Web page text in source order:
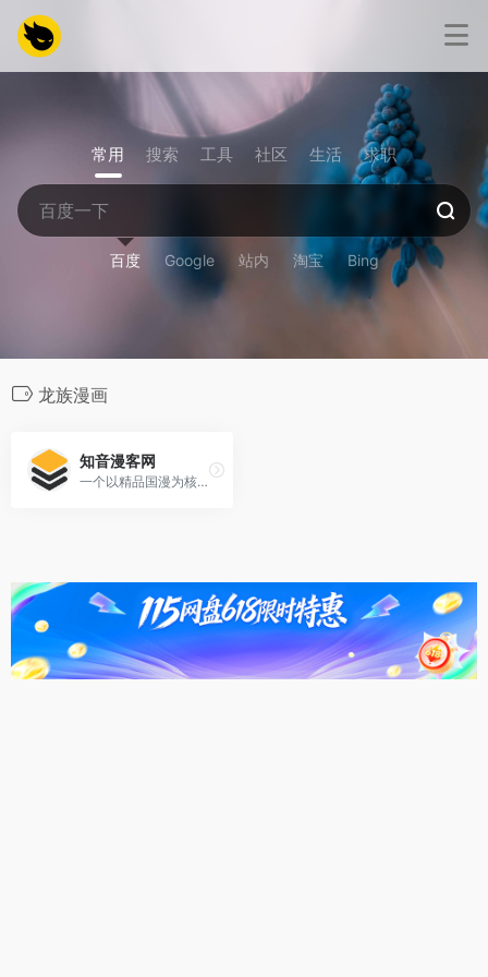
常用 搜索 工具 社区 生活 求职
百度 Google 站内 淘宝 Bing
龙族漫画
知音漫客网
一个以精品国漫为核心的漫画阅读平台，收录了大量热门和经典的国漫作品，支持免费阅读、高清画质、无广告体验。